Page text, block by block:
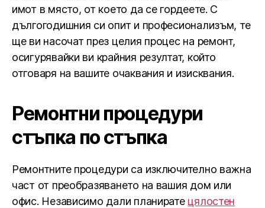
имот в място, от което да се гордеете. С
дългогодишния си опит и професионализъм, те
ще ви насочат през целия процес на ремонт,
осигурявайки ви крайния резултат, който
отговаря на вашите очаквания и изисквания.
Ремонтни процедури
стъпка по стъпка
Ремонтните процедури са изключително важна
част от преобразяването на вашия дом или
офис. Независимо дали планирате цялостен